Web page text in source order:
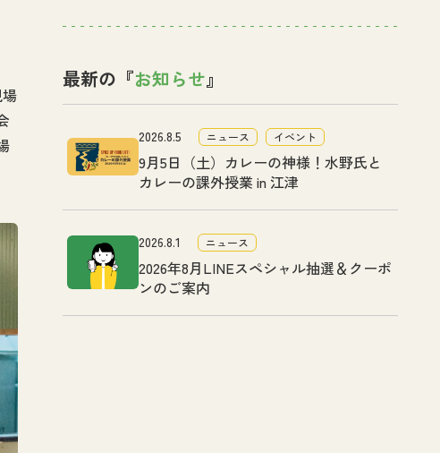
最新の『お知らせ』
2026.8.5 ニュース イベント
9月5日（土）カレーの神様！水野氏と
カレーの課外授業 in 江津
2026.8.1 ニュース
2026年8月LINEスペシャル抽選＆クーポ
ンのご案内